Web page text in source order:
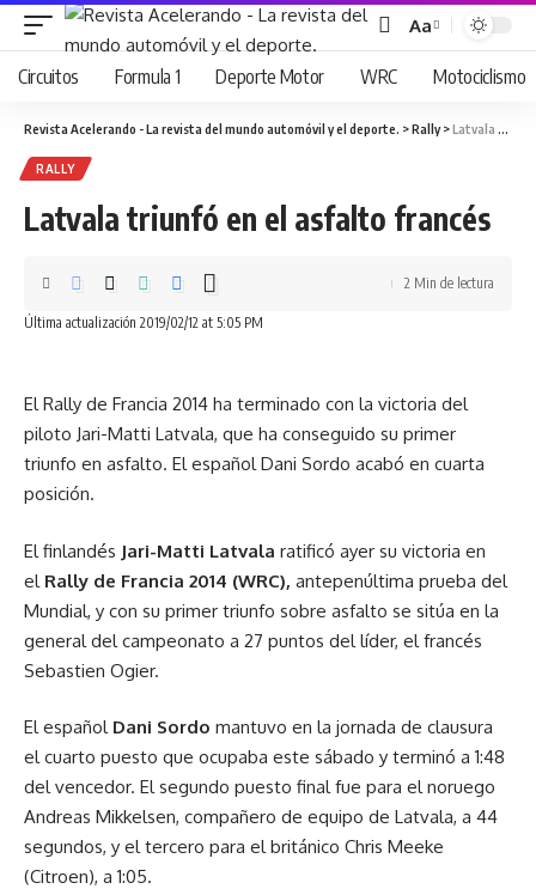
Cambiar
tamaño
fuente
Aa
Circuitos Formula 1 Deporte Motor WRC Motociclismo
Revista Acelerando - La revista del mundo automóvil y el deporte. >Rally>Latvala triunfó en el asfalto francés
RALLY
Latvala triunfó en el asfalto francés
Última actualización 2019/02/12 at 5:05 PM
2 Min de lectura
El Rally de Francia 2014 ha terminado con la victoria del
piloto Jari-Matti Latvala, que ha conseguido su primer
triunfo en asfalto. El español Dani Sordo acabó en cuarta
posición.
El finlandés Jari-Matti Latvala ratificó ayer su victoria en
el Rally de Francia 2014 (WRC), antepenúltima prueba del
Mundial, y con su primer triunfo sobre asfalto se sitúa en la
general del campeonato a 27 puntos del líder, el francés
Sebastien Ogier.
El español Dani Sordo mantuvo en la jornada de clausura
el cuarto puesto que ocupaba este sábado y terminó a 1:48
del vencedor. El segundo puesto final fue para el noruego
Andreas Mikkelsen, compañero de equipo de Latvala, a 44
segundos, y el tercero para el británico Chris Meeke
(Citroen), a 1:05.